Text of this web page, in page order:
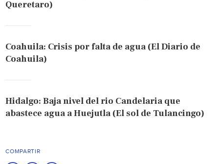
Queretaro)
Coahuila: Crisis por falta de agua (El Diario de
Coahuila)
Hidalgo: Baja nivel del rio Candelaria que
abastece agua a Huejutla (El sol de Tulancingo)
COMPARTIR